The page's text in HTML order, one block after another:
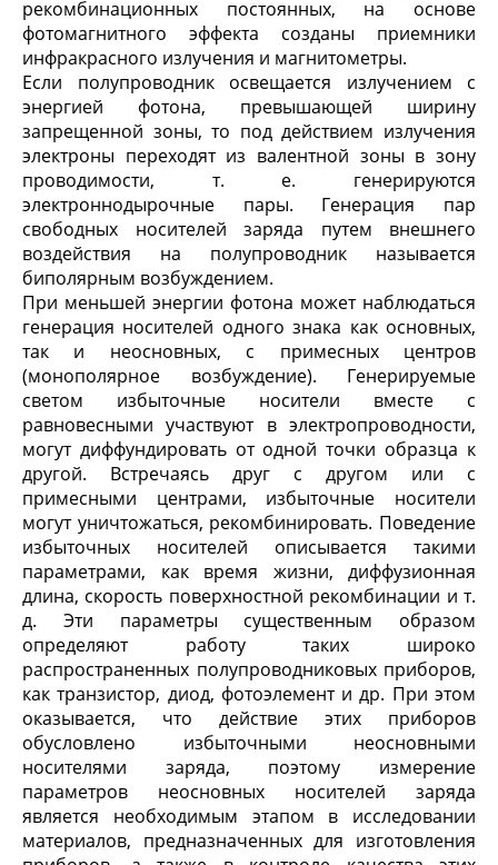
рекомбинационных постоянных, на основе
фотомагнитного эффекта созданы приемники
инфракрасного излучения и магнитометры.
Если полупроводник освещается излучением с
энергией фотона, превышающей ширину
запрещенной зоны, то под действием излучения
электроны переходят из валентной зоны в зону
проводимости, т. е. генерируются
электроннодырочные пары. Генерация пар
свободных носителей заряда путем внешнего
воздействия на полупроводник называется
биполярным возбуждением.
При меньшей энергии фотона может наблюдаться
генерация носителей одного знака как основных,
так и неосновных, с примесных центров
(монополярное возбуждение). Генерируемые
светом избыточные носители вместе с
равновесными участвуют в электропроводности,
могут диффундировать от одной точки образца к
другой. Встречаясь друг с другом или с
примесными центрами, избыточные носители
могут уничтожаться, рекомбинировать. Поведение
избыточных носителей описывается такими
параметрами, как время жизни, диффузионная
длина, скорость поверхностной рекомбинации и т.
д. Эти параметры существенным образом
определяют работу таких широко
распространенных полупроводниковых приборов,
как транзистор, диод, фотоэлемент и др. При этом
оказывается, что действие этих приборов
обусловлено избыточными неосновными
носителями заряда, поэтому измерение
параметров неосновных носителей заряда
является необходимым этапом в исследовании
материалов, предназначенных для изготовления